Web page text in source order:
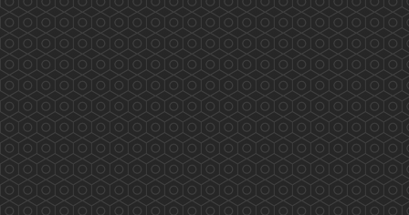
衛生局局長陳肇始教授及副局長徐德義醫生於
2019年8月28日會議的討論重點如下: &nbs...
More
西貢翠塘花園及對面海村藥物諮詢服務
(2019.08.03)
2019/08/03 香港藥學會PSHK 香港藥學會慈善基
金PSCF 藥劑師與您 攜手保安康 專業展關懷 服
務人為本 PSHK mission to serve the public
professionally 兩位香港藥學會藥劑師 Tiana 及
Kathleen (統籌）為西貢翠塘花園及對面海村長者
作藥物諮詢及管理的專業服務 eMTM Medication
...
More